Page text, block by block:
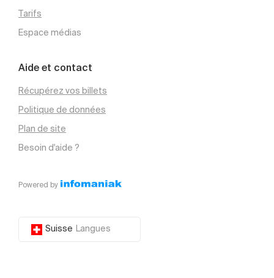
Tarifs
Espace médias
Aide et contact
Récupérez vos billets
Politique de données
Plan de site
Besoin d'aide ?
Powered by
Suisse Langues